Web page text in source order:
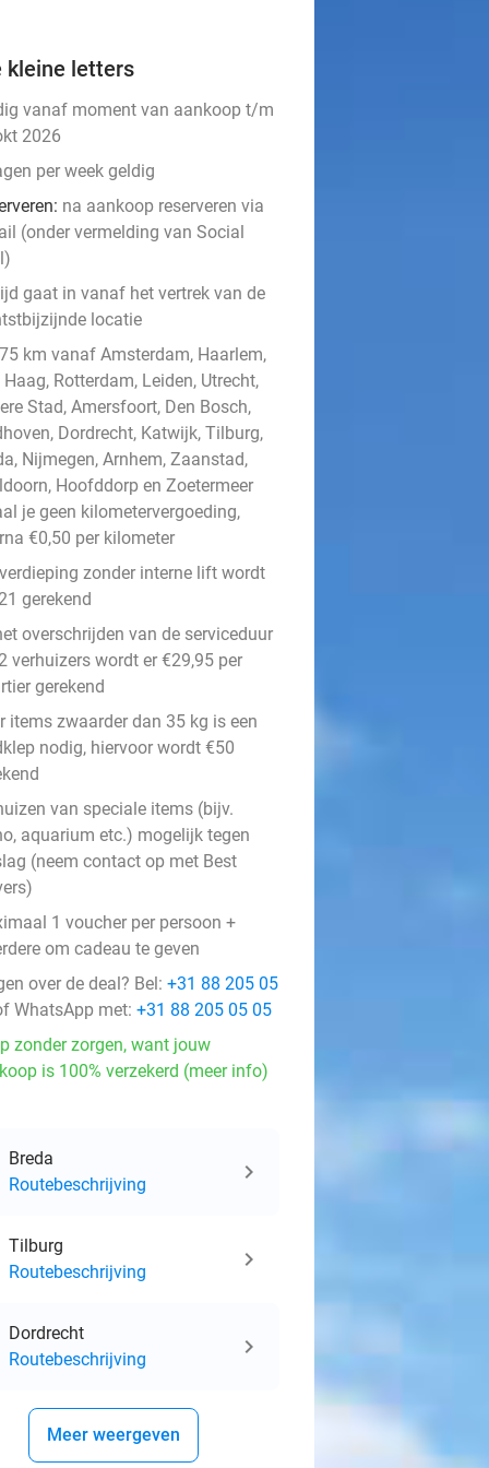
kleine letters
vanaf moment van aankoop t/m
2026
per week geldig
na aankoop reserveren via
(onder vermelding van Social
gaat in vanaf het vertrek van de
locatie
km vanaf Amsterdam, Haarlem,
Haag, Rotterdam, Leiden, Utrecht,
Stad, Amersfoort, Den Bosch,
Dordrecht, Katwijk, Tilburg,
Nijmegen, Arnhem, Zaanstad,
Hoofddorp en Zoetermeer
je geen kilometervergoeding,
€0,50 per kilometer
zonder interne lift wordt
gerekend
overschrijden van de serviceduur
verhuizers wordt er €29,95 per
gerekend
items zwaarder dan 35 kg is een
nodig, hiervoor wordt €50
van speciale items (bijv.
aquarium etc.) mogelijk tegen
(neem contact op met Best
1 voucher per persoon +
om cadeau te geven
over de deal? Bel: +31 88 205 05
WhatsApp met: +31 88 205 05 05
zonder zorgen, want jouw
is 100% verzekerd (meer info)
Breda
Routebeschrijving
Tilburg
Routebeschrijving
Dordrecht
Routebeschrijving
Meer weergeven